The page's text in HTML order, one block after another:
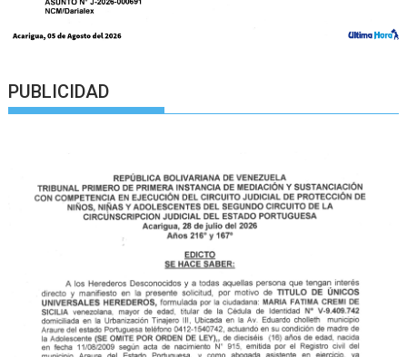
PUBLICIDAD